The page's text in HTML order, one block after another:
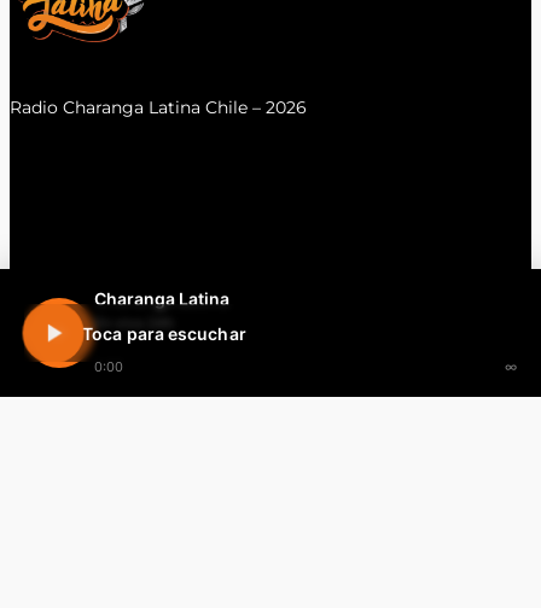
Charanga Latina
En vivo 24h
0:00 ∞
Toca para escuchar
Radio Charanga Latina Chile – 2026